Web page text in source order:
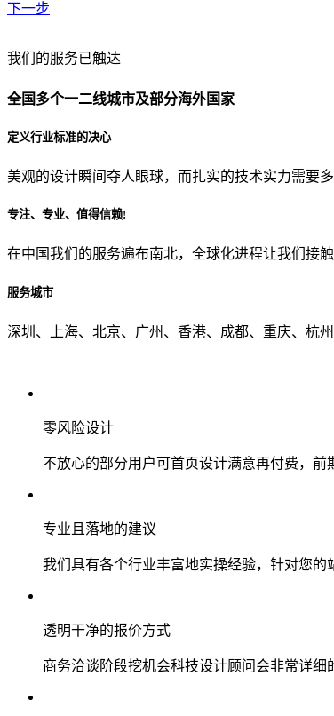
下一步
贵公司预算范围是？
贵公司的团队规模是？
从哪里了解到我们？
我们的服务已触达
全国多个一二线城市及部分海外国家
定义行业标准的决心
美观的设计瞬间夺人眼球，而扎实的技术实力需要
专注、专业、值得信赖!
在中国我们的服务遍布南北，全球化进程让我们接
服务城市
深圳、上海、北京、广州、香港、成都、重庆、杭
零风险设计
不放心的部分用户可首页设计满意再付费，前
专业且落地的建议
我们具有各个行业丰富地实操经验，针对您
透明干净的报价方式
商务洽谈阶段挖机会科技设计顾问会非常详